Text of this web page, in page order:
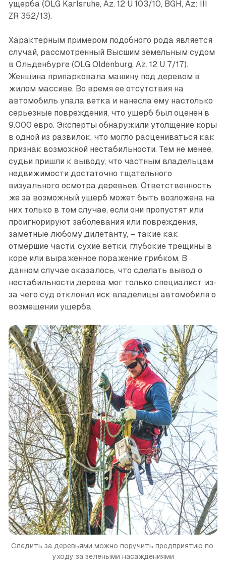
ущерба (OLG Karlsruhe, Az. 12 U 103/10, BGH, Az: III
ZR 352/13).
Характерным примером подобного рода является
случай, рассмотренный Высшим земельным судом
в Ольденбурге (OLG Oldenburg, Az. 12 U 7/17).
Женщина припарковала машину под деревом в
жилом массиве. Во время ее отсутствия на
автомобиль упала ветка и нанесла ему настолько
серьезные повреждения, что ущерб был оценен в
9.000 евро. Эксперты обнаружили утолщение коры
в одной из развилок, что могло расцениваться как
признак возможной нестабильности. Тем не менее,
судьи пришли к выводу, что частным владельцам
недвижимости достаточно тщательного
визуального осмотра деревьев. Ответственность
же за возможный ущерб может быть возложена на
них только в том случае, если они пропустят или
проигнорируют заболевания или повреждения,
заметные любому дилетанту, – такие как
отмершие части, сухие ветки, глубокие трещины в
коре или выраженное поражение грибком. В
данном случае оказалось, что сделать вывод о
нестабильности дерева мог только специа­лист, из-
за чего суд отклонил иск владелицы автомобиля о
возмещении ущерба.
Следить за деревьями можно поручить предприя­тию по
уходу за зелеными насаждениями